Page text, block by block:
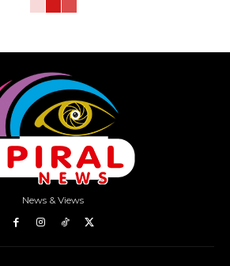
News & Views